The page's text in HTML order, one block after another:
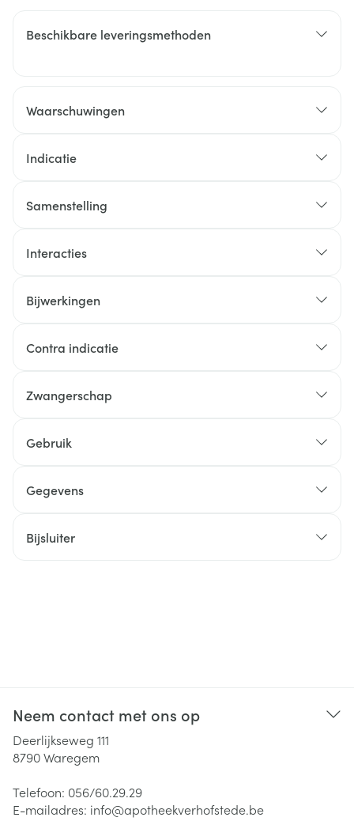
Beschikbare leveringsmethoden
Waarschuwingen
Indicatie
Samenstelling
Interacties
Bijwerkingen
Contra indicatie
Zwangerschap
Gebruik
Gegevens
Bijsluiter
Neem contact met ons op
Deerlijkseweg 111
8790Waregem
Telefoon: 056/60.29.29
E-mailadres: info@apotheekverhofstede.be